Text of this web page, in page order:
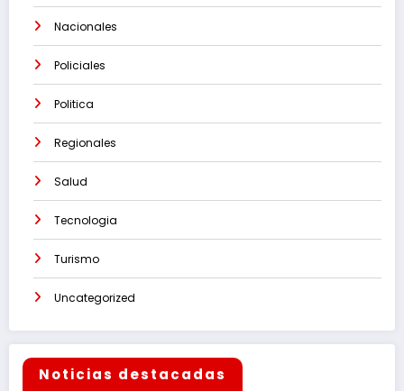
Nacionales
Policiales
Politica
Regionales
Salud
Tecnologia
Turismo
Uncategorized
Noticias destacadas